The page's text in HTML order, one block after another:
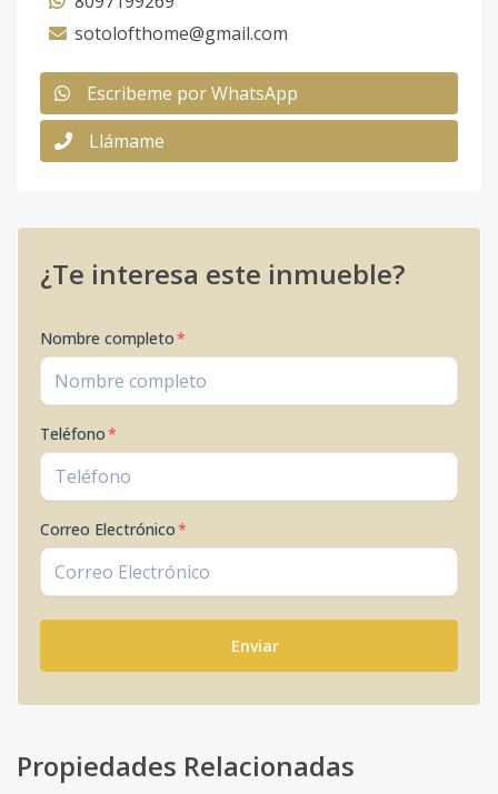
sotolofthome@gmail.com
Escribeme por WhatsApp
Llámame
¿Te interesa este inmueble?
Nombre completo*
Teléfono*
Correo Electrónico*
Enviar
Propiedades Relacionadas